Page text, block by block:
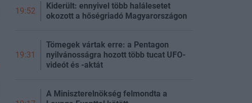
19:52
Kiderült: ennyivel több halálesetet
okozott a hőségriadó Magyarországon
19:31
Tömegek vártak erre: a Pentagon
nyilvánosságra hozott több tucat UFO-
videót és -aktát
A Miniszterelnökség felmondta a